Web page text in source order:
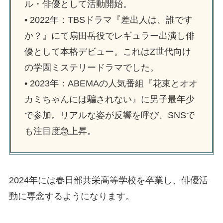
ル・俳優として活動開始。
• 2022年：TBSドラマ『差出人は、誰です
か？』にて扇田岳役でレギュラー出演し俳
優として本格デビュー。これはZ世代向け
の学園ミステリードラマでした。
• 2023年：ABEMAの人気番組『花束とオオ
カミちゃんには騙されない』に男子最年少
で参加。リアルな姿が反響を呼び、SNSで
も注目度急上昇。
2024年には春日部共栄高等学校を卒業し、俳優活
動に専念するようになります。